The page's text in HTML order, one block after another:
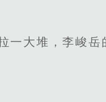
一大堆，李峻岳